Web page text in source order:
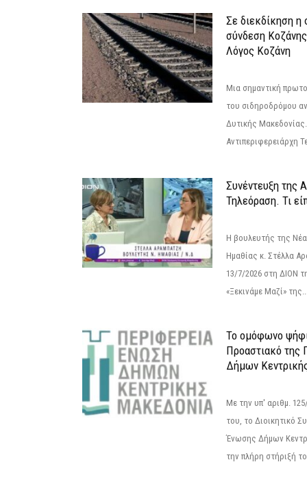
Σε διεκδίκηση η
σύνδεση
Λόγος Κοζάνη
Μια σημαντική
του σιδηροδρόμου
Δυτικής
Αντιπεριφερειάρχη
Συνέντευξη της
Τηλεόραση. Τι
Η βουλευτής της
Ημαθίας κ. Στέλλα
13/7/2026 στη ΔΙΟΝ
«Ξεκινάμε Μαζί»
Το ομόφωνο
Προαστιακό της
Δήμων
Με την υπ' αριθμ.
του, το Διοικητικό
Ένωσης Δήμων
την πλήρη στήριξή